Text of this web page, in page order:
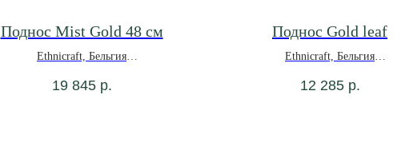
Поднос Mist Gold 48 см
Ethnicraft, Бельгия
19 845 р.
Поднос Gold leaf
Ethnicraft, Бельгия
12 285 р.